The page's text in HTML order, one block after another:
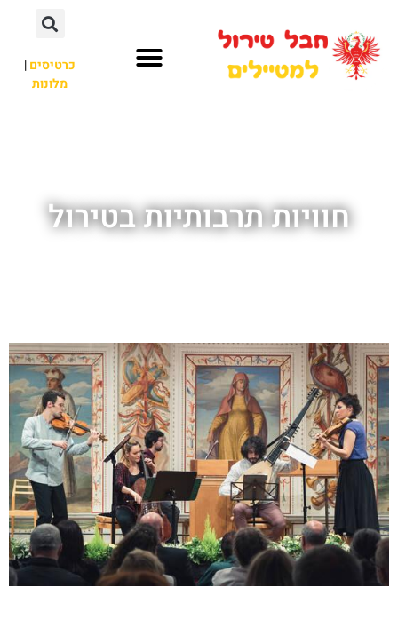
כרטיסים|
מלונות
חוויות תרבותיות בטירול